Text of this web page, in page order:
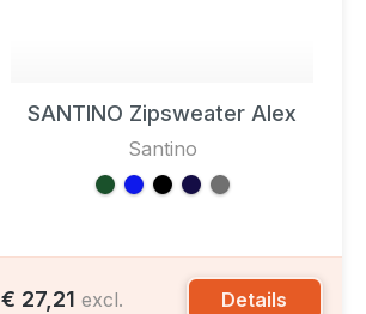
SANTINO Zipsweater Alex
Santino
€ 27,21 excl. Details